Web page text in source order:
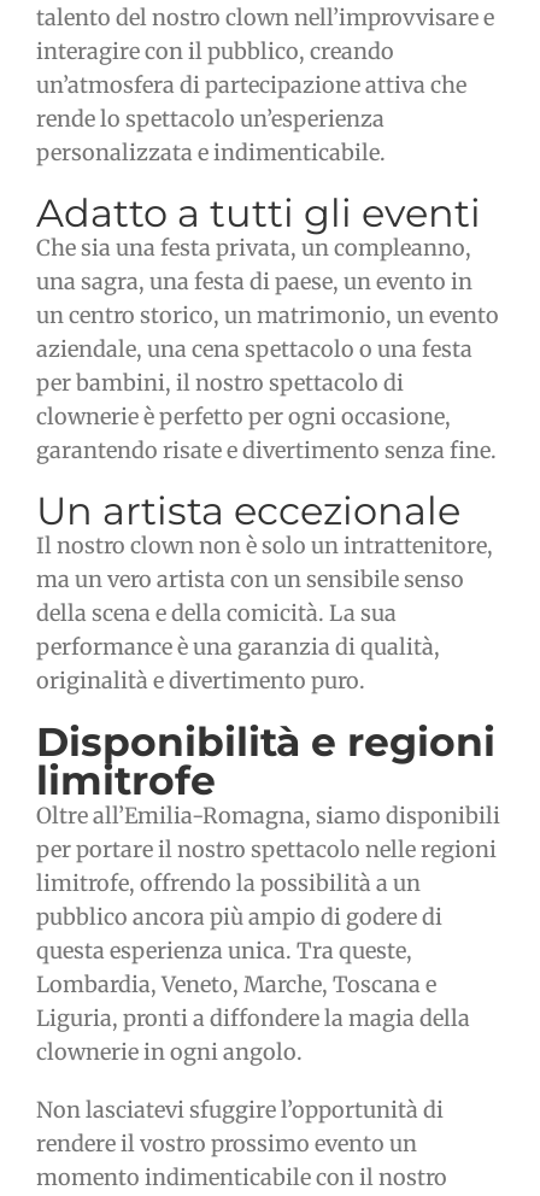
talento del nostro clown nell’improvvisare e
interagire con il pubblico, creando
un’atmosfera di partecipazione attiva che
rende lo spettacolo un’esperienza
personalizzata e indimenticabile.
Adatto a tutti gli eventi
Che sia una festa privata, un compleanno,
una sagra, una festa di paese, un evento in
un centro storico, un matrimonio, un evento
aziendale, una cena spettacolo o una festa
per bambini, il nostro spettacolo di
clownerie è perfetto per ogni occasione,
garantendo risate e divertimento senza fine.
Un artista eccezionale
Il nostro clown non è solo un intrattenitore,
ma un vero artista con un sensibile senso
della scena e della comicità. La sua
performance è una garanzia di qualità,
originalità e divertimento puro.
Disponibilità e regioni
limitrofe
Oltre all’Emilia-Romagna, siamo disponibili
per portare il nostro spettacolo nelle regioni
limitrofe, offrendo la possibilità a un
pubblico ancora più ampio di godere di
questa esperienza unica. Tra queste,
Lombardia, Veneto, Marche, Toscana e
Liguria, pronti a diffondere la magia della
clownerie in ogni angolo.
Non lasciatevi sfuggire l’opportunità di
rendere il vostro prossimo evento un
momento indimenticabile con il nostro